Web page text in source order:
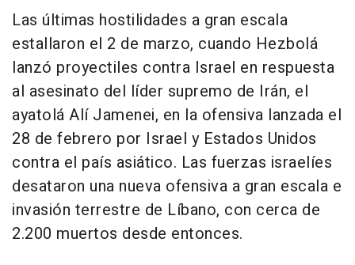
Las últimas hostilidades a gran escala
estallaron el 2 de marzo, cuando Hezbolá
lanzó proyectiles contra Israel en respuesta
al asesinato del líder supremo de Irán, el
ayatolá Alí Jamenei, en la ofensiva lanzada el
28 de febrero por Israel y Estados Unidos
contra el país asiático. Las fuerzas israelíes
desataron una nueva ofensiva a gran escala e
invasión terrestre de Líbano, con cerca de
2.200 muertos desde entonces.